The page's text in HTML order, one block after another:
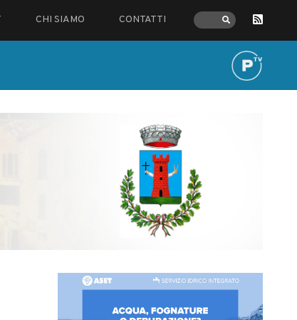
CHI SIAMO CONTATTI